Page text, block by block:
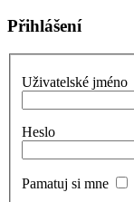
Přihlášení
Uživatelské jméno
Heslo
Pamatuj si mne